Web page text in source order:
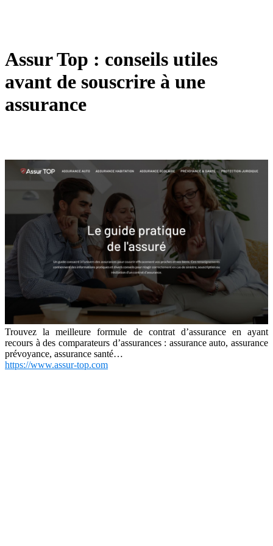
Assur Top : conseils utiles
avant de souscrire à une
assurance
Trouvez la meilleure formule de contrat d’assurance en ayant
recours à des comparateurs d’assurances : assurance auto, assurance
prévoyance, assurance santé…
https://www.assur-top.com